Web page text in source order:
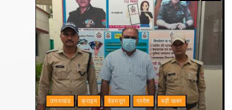
उत्तराखंड क्राइम देहरादून प्रदेश बड़ी खबर